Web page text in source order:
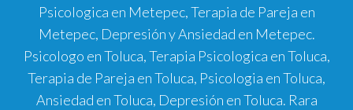
Psicologica en Metepec, Terapia de Pareja en
Metepec, Depresión y Ansiedad en Metepec.
Psicologo en Toluca, Terapia Psicologica en Toluca,
Terapia de Pareja en Toluca, Psicologia en Toluca,
Ansiedad en Toluca, Depresión en Toluca. Rara